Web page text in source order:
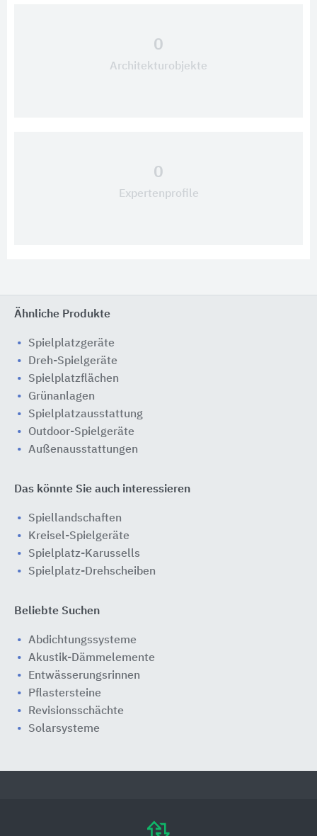
0
Architekturobjekte
0
Expertenprofile
Ähnliche Produkte
Spielplatzgeräte
Dreh-Spielgeräte
Spielplatzflächen
Grünanlagen
Spielplatzausstattung
Outdoor-Spielgeräte
Außenausstattungen
Das könnte Sie auch interessieren
Spiellandschaften
Kreisel-Spielgeräte
Spielplatz-Karussells
Spielplatz-Drehscheiben
Beliebte Suchen
Abdichtungssysteme
Akustik-Dämmelemente
Entwässerungsrinnen
Pflastersteine
Revisionsschächte
Solarsysteme